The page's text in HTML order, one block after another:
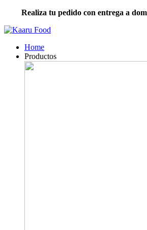
Realiza tu pedido con entrega a
Home
Productos